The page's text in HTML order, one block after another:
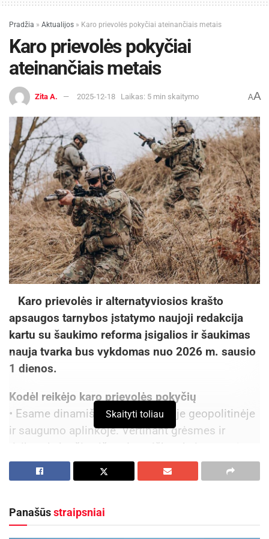
Pradžia » Aktualijos » Karo prievolės pokyčiai ateinančiais metais
Karo prievolės pokyčiai
ateinančiais metais
Zita A. 2025-12-18 Laikas: 5 min skaitymo AA
Karo prievolės ir alternatyviosios krašto
apsaugos tarnybos įstatymo naujoji redakcija
kartu su šaukimo reforma įsigalios ir šaukimas
nauja tvarka bus vykdomas nuo 2026 m. sausio
1 dienos.
Kodėl reikėjo karo prievolės pokyčių
• Esame dinamiškoje ir kintančioje geopolitinėje
ir saugumo aplinkoje. Vertinant grėsmes ir
rizikas, kylančias iš nedraugiškos kaimynystės,
turime būti pasirengę ir viską padarę, kad
užtikrintume savo saugumą.
daryti pokyčius – visų pirma, galvojant apie
Skaityti toliau
Panašūsstraipsniai